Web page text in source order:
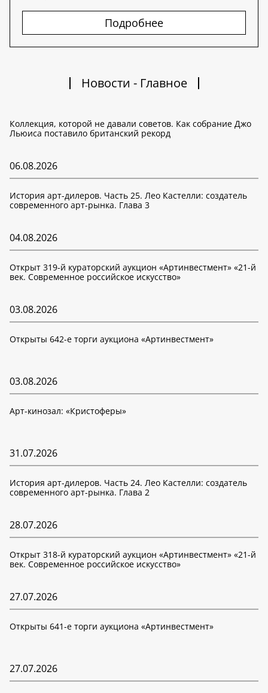
Подробнее
Новости - Главное
Коллекция, которой не давали советов. Как собрание Джо
Льюиса поставило британский рекорд
06.08.2026
История арт-дилеров. Часть 25. Лео Кастелли: создатель
современного арт-рынка. Глава 3
04.08.2026
Открыт 319-й кураторский аукцион «Артинвестмент» «21-й
век. Современное российское искусство»
03.08.2026
Открыты 642-е торги аукциона «Артинвестмент»
03.08.2026
Арт-кинозал: «Кристоферы»
31.07.2026
История арт-дилеров. Часть 24. Лео Кастелли: создатель
современного арт-рынка. Глава 2
28.07.2026
Открыт 318-й кураторский аукцион «Артинвестмент» «21-й
век. Современное российское искусство»
27.07.2026
Открыты 641-е торги аукциона «Артинвестмент»
27.07.2026